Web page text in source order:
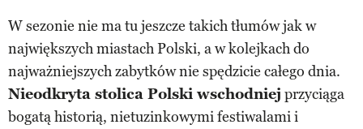
W sezonie nie ma tu jeszcze takich tłumów jak w
największych miastach Polski, a w kolejkach do
najważniejszych zabytków nie spędzicie całego dnia.
Nieodkryta stolica Polski wschodniej przyciąga
bogatą historią, nietuzinkowymi festiwalami i